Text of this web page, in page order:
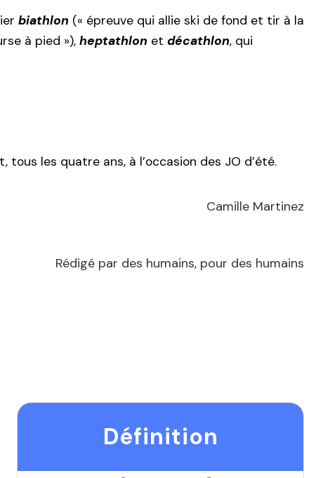
biathlon (« épreuve qui allie ski de fond et tir à la
à pied »), heptathlon et décathlon, qui
les quatre ans, à l’occasion des JO d’été.
Camille Martinez
Rédigé par des humains, pour des humains
Définition